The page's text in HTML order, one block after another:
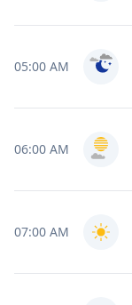
05:00 AM
06:00 AM
07:00 AM